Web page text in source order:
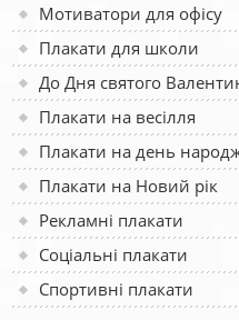
Мотиватори для офісу
Плакати для школи
До Дня святого
Плакати на весілля
Плакати на день
Плакати на Новий рік
Рекламні плакати
Соціальні плакати
Спортивні плакати